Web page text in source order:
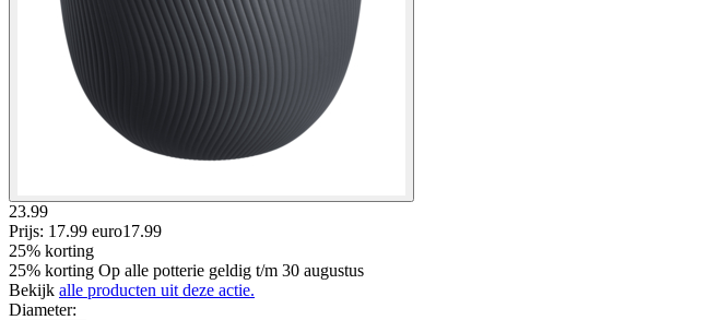
23.99
Prijs: 17.99 euro17.99
25% korting
25% korting Op alle potterie geldig t/m 30 augustus
Bekijk alle producten uit deze actie.
Diameter: